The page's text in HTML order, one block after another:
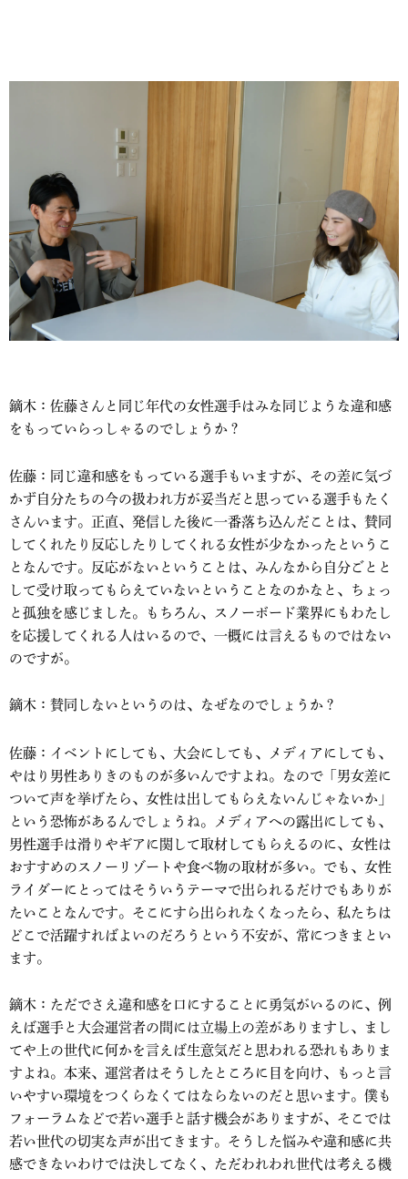
鏑木：佐藤さんと同じ年代の女性選手はみな同じような違和感
をもっていらっしゃるのでしょうか？
佐藤：同じ違和感をもっている選手もいますが、その差に気づ
かず自分たちの今の扱われ方が妥当だと思っている選手もたく
さんいます。正直、発信した後に一番落ち込んだことは、賛同
してくれたり反応したりしてくれる女性が少なかったというこ
となんです。反応がないということは、みんなから自分ごとと
して受け取ってもらえていないということなのかなと、ちょっ
と孤独を感じました。もちろん、スノーボード業界にもわたし
を応援してくれる人はいるので、一概には言えるものではない
のですが。
鏑木：賛同しないというのは、なぜなのでしょうか？
佐藤：イベントにしても、大会にしても、メディアにしても、
やはり男性ありきのものが多いんですよね。なので「男女差に
ついて声を挙げたら、女性は出してもらえないんじゃないか」
という恐怖があるんでしょうね。メディアへの露出にしても、
男性選手は滑りやギアに関して取材してもらえるのに、女性は
おすすめのスノーリゾートや食べ物の取材が多い。でも、女性
ライダーにとってはそういうテーマで出られるだけでもありが
たいことなんです。そこにすら出られなくなったら、私たちは
どこで活躍すればよいのだろうという不安が、常につきまとい
ます。
鏑木：ただでさえ違和感を口にすることに勇気がいるのに、例
えば選手と大会運営者の間には立場上の差がありますし、まし
てや上の世代に何かを言えば生意気だと思われる恐れもありま
すよね。本来、運営者はそうしたところに目を向け、もっと言
いやすい環境をつくらなくてはならないのだと思います。僕も
フォーラムなどで若い選手と話す機会がありますが、そこでは
若い世代の切実な声が出てきます。そうした悩みや違和感に共
感できないわけでは決してなく、ただわれわれ世代は考える機